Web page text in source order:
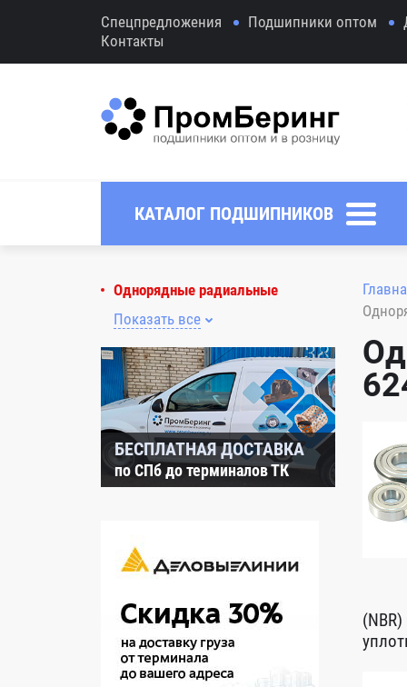
Спецпредложения Подшипники оптом
Контакты
КАТАЛОГ ПОДШИПНИКОВ
Однорядные радиальные
Показать все
БЕСПЛАТНАЯ ДОСТАВКА
по СПб до терминалов ТК